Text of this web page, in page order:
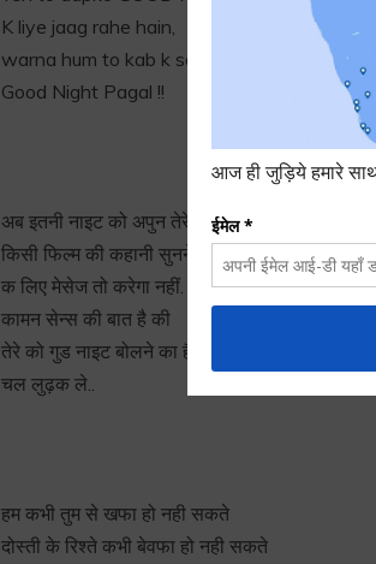
K liye jaag rahe hain,
warna hum to kab k so gye hote!!!
Good Night Pagal !!
अब इतनी नाइट को अपुन तेरे को
किसी फिल्म की कहानी सुनने
क लिए मेसेज तो करेगा नहीं.
कामन सेन्स की बात है की
तेरे को गुड नाइट बोलने का है!
चल लुढ़क ले..
हम कभी तुम से खफा हो नही सकते
दोस्ती के रिश्ते कभी बेवफा हो नही सकते